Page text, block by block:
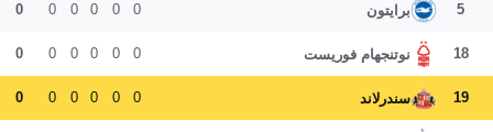
5 برايتون 0
0
0
0
0
0
18 نوتنجهام فوريست 0
0
0
0
0
0
19 سندرلاند 0
0
0
0
0
0